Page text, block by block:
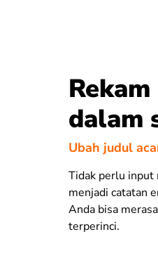
dalam
Ubah judul
Tidak perlu input
menjadi catatan
Anda bisa
terperinci.